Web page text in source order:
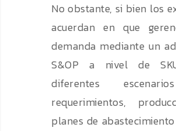
No obstante, si bien los
acuerdan en que
demanda mediante un
S&OP a nivel de
diferentes
requerimientos,
planes de